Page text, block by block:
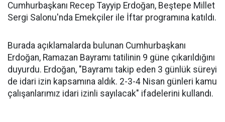
Cumhurbaşkanı Recep Tayyip Erdoğan, Beştepe Millet
Sergi Salonu'nda Emekçiler ile İftar programına katıldı.
Burada açıklamalarda bulunan Cumhurbaşkanı
Erdoğan, Ramazan Bayramı tatilinin 9 güne çıkarıldığını
duyurdu. Erdoğan, "Bayramı takip eden 3 günlük süreyi
de idari izin kapsamına aldık. 2-3-4 Nisan günleri kamu
çalışanlarımız idari izinli sayılacak" ifadelerini kullandı.